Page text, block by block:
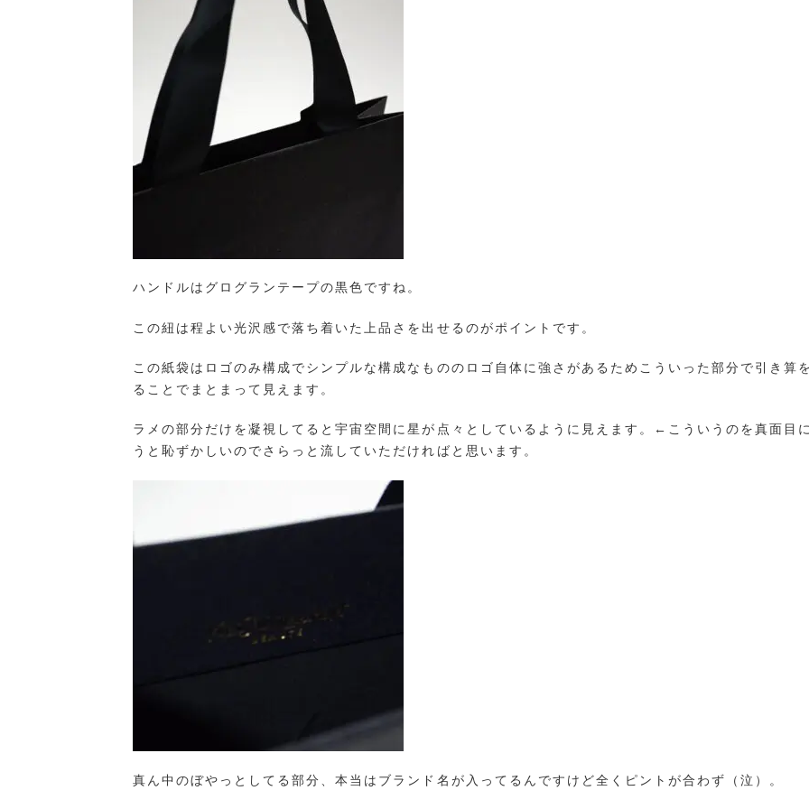
ハンドルはグログランテープの黒色ですね。
この紐は程よい光沢感で落ち着いた上品さを出せるのがポイントです。
この紙袋はロゴのみ構成でシンプルな構成なもののロゴ自体に強さがあるためこういった部分で引き算
ることでまとまって見えます。
ラメの部分だけを凝視してると宇宙空間に星が点々としているように見えます。←こういうのを真面目
うと恥ずかしいのでさらっと流していただければと思います。
真ん中のぼやっとしてる部分、本当はブランド名が入ってるんですけど全くピントが合わず（泣）。